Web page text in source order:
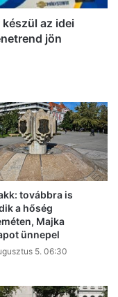
az idei
jön
továbbra is
a hőség
Majka
ünnepel
5. 06:30